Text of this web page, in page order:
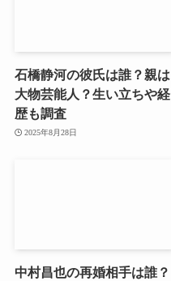
石橋静河の彼氏は誰？親は
大物芸能人？生い立ちや経
歴も調査
2025年8月28日
中村昌也の再婚相手は誰？